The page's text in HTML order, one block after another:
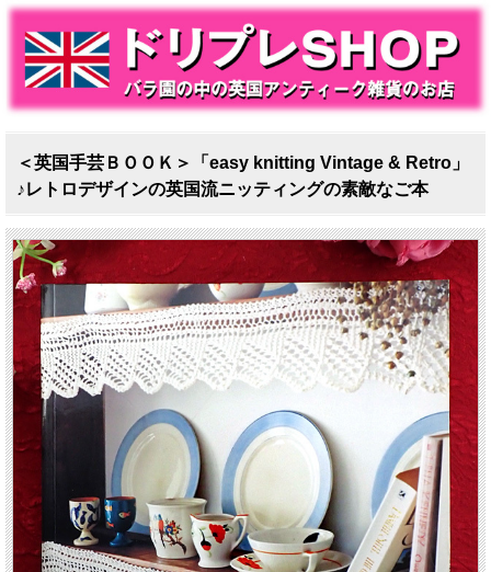
＜英国手芸ＢＯＯＫ＞「easy knitting Vintage & Retro」
♪レトロデザインの英国流ニッティングの素敵なご本